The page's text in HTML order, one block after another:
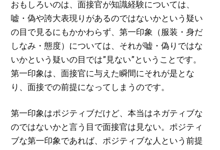
おもしろいのは、面接官が知識経験については、
嘘・偽や誇大表現りがあるのではないかという疑い
の目で見るにもかかわらず、第一印象（服装・身だ
しなみ・態度）については、それが嘘・偽りではな
いかという疑いの目では”見ない”ということです。
第一印象は、面接官に与えた瞬間にそれが是とな
り、面接での前提になってしまうのです。
第一印象はポジティブだけど、本当はネガティブな
のではないかと言う目で面接官は見ない。ポジティ
ブな第一印象であれば、ポジティブな人という前提